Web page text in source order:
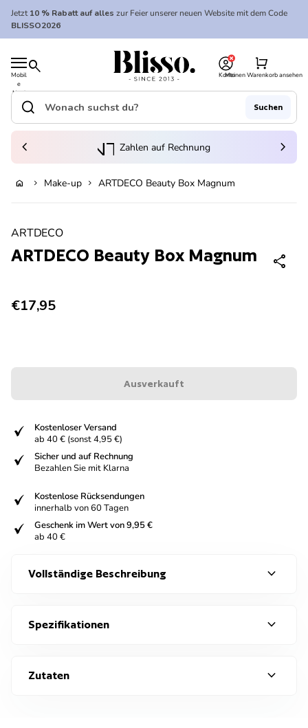
Ausverkauft
Zum Inhalt springen
Jetzt10 % Rabatt auf alles zur Feier unserer neuen Website mit dem Code
BLISSO2026
Mobil
e
Navi
gatio
search
Startseite
Konto
Meinen Warenkorb ansehen
shopping_cart
Startseite
Suche"
search Suchen
(Link öffnet in neuem Tab/Fenster)
Zahlen auf Rechnung
chevron_left chevron_right
home chevron_right Make-up chevron_right ARTDECO Beauty Box Magnum
ARTDECO
ARTDECO Beauty Box Magnum share
Regulärer Preis
€17,95
Ausverkauft
Kostenloser Versand
ab 40 € (sonst 4,95 €)
Sicher und auf Rechnung
Bezahlen Sie mit Klarna
Kostenlose Rücksendungen
innerhalb von 60 Tagen
Geschenk im Wert von 9,95 €
ab 40 €
Vollständige Beschreibung expand_more
Spezifikationen expand_more
Zutaten expand_more